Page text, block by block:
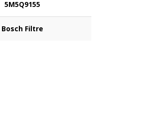
5M5Q9155
Bosch Filtre